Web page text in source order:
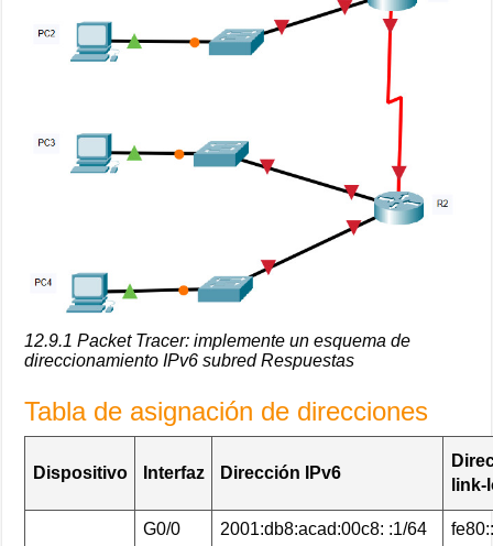
12.9.1 Packet Tracer: implemente un esquema de
direccionamiento IPv6 subred Respuestas
Tabla de asignación de direcciones
Dispositivo Interfaz Dirección IPv6
link-
G0/0 2001:db8:acad:00c8: :1/64